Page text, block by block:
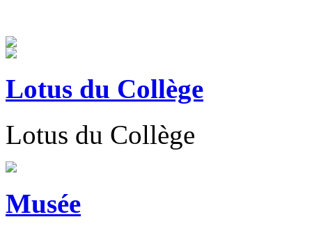
Lotus du Collège
Lotus du Collège
Musée